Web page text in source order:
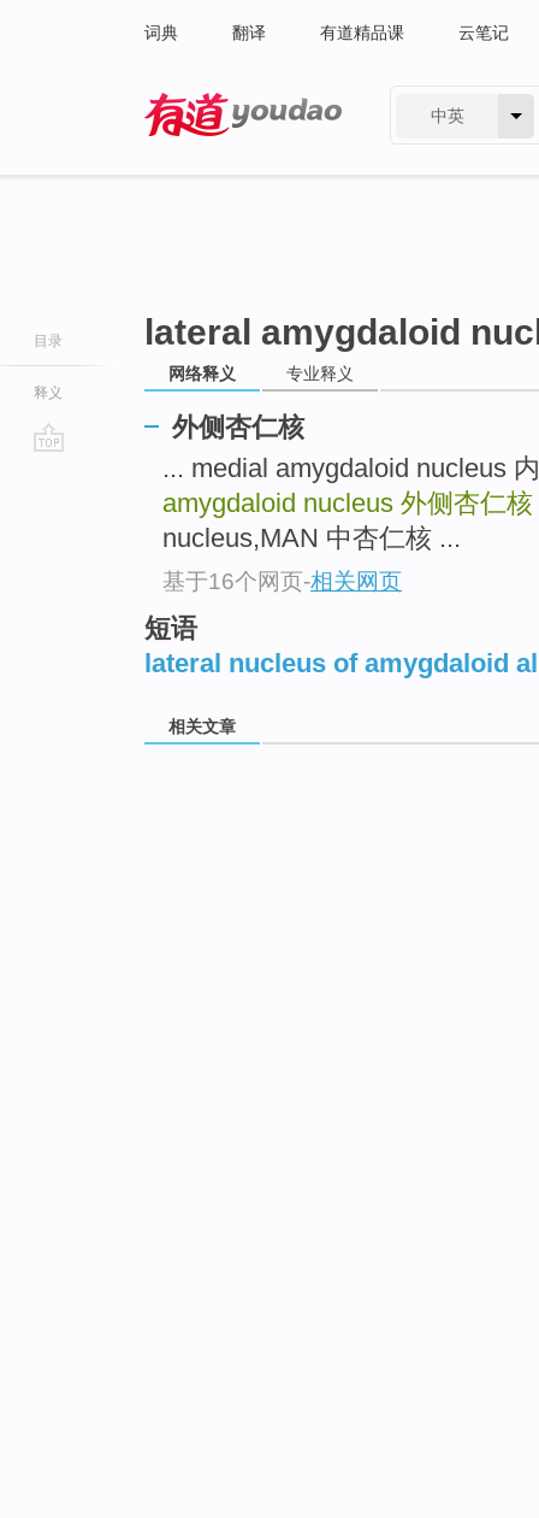
词典 翻译 有道精品课 云笔记
中英
目录
释义
lateral amygdaloid
网络释义 专业释义
外侧杏仁核
... medial amygdaloid nucleus
amygdaloid nucleus 外侧杏仁核
nucleus,MAN 中杏仁核 ...
基于16个网页-相关网页
短语
lateral nucleus of amygdaloid al
相关文章